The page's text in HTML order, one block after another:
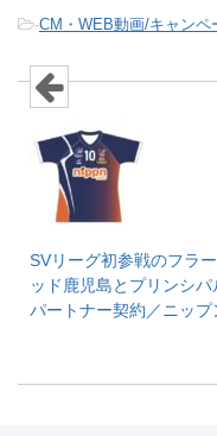
-CM・WEB動画/キャンペ
SVリーグ初参戦のフラ
ッド鹿児島とプリンシパ
パートナー契約／ニップ